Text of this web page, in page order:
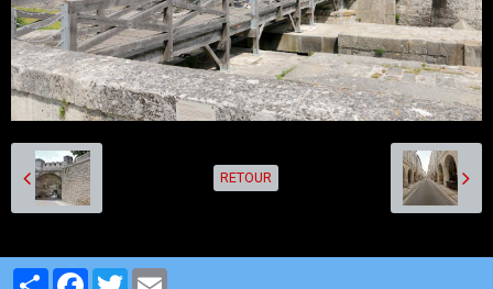
RETOUR
PartagerFacebook
Twitter